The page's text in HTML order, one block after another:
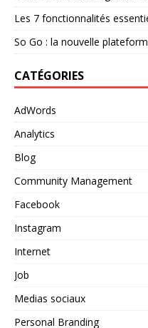
Les 7 fonctionnalités
So Go : la nouvelle
CATÉGORIES
AdWords
Analytics
Blog
Community Management
Facebook
Instagram
Internet
Job
Medias sociaux
Personal Branding